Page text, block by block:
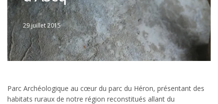
Written
by
JFLANDRIN
29 juillet 2015
Parc Archéologique au cœur du parc du Héron, présentant des
habitats ruraux de notre région reconstitués allant du